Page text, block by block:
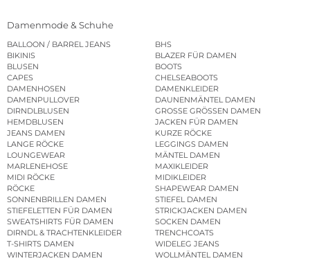
Damenmode & Schuhe
BALLOON / BARREL JEANS
BHS
BIKINIS
BLAZER FÜR DAMEN
BLUSEN
BOOTS
CAPES
CHELSEABOOTS
DAMENHOSEN
DAMENKLEIDER
DAMENPULLOVER
DAUNENMÄNTEL DAMEN
DIRNDLBLUSEN
GROSSE GRÖSSEN DAMEN
HEMDBLUSEN
JACKEN FÜR DAMEN
JEANS DAMEN
KURZE RÖCKE
LANGE RÖCKE
LEGGINGS DAMEN
LOUNGEWEAR
MÄNTEL DAMEN
MARLENEHOSE
MAXIKLEIDER
MIDI RÖCKE
MIDIKLEIDER
RÖCKE
SHAPEWEAR DAMEN
SONNENBRILLEN DAMEN
STIEFEL DAMEN
STIEFELETTEN FÜR DAMEN
STRICKJACKEN DAMEN
SWEATSHIRTS FÜR DAMEN
SOCKEN DAMEN
DIRNDL & TRACHTENKLEIDER
TRENCHCOATS
T-SHIRTS DAMEN
WIDELEG JEANS
WINTERJACKEN DAMEN
WOLLMÄNTEL DAMEN